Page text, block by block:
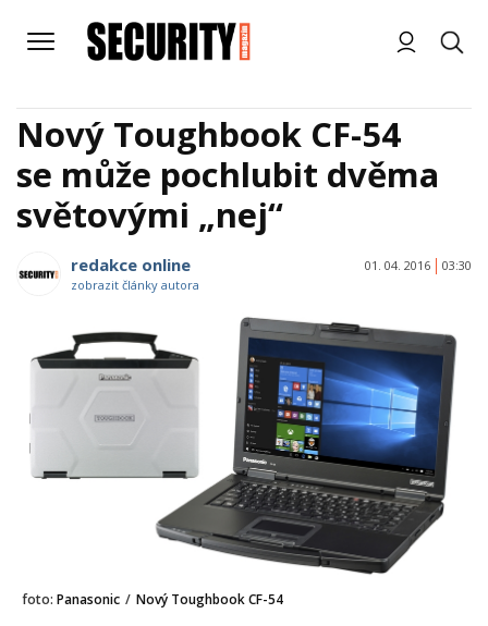
Nový Toughbook CF-54
se může pochlubit dvěma
světovými „nej“
redakce online
zobrazit články autora
01. 04. 2016 03:30
foto: Panasonic / Nový Toughbook CF-54